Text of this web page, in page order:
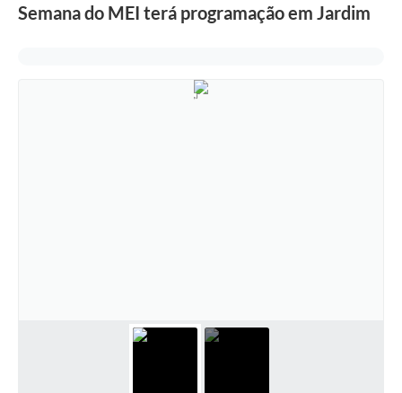
Semana do MEI terá programação em Jardim